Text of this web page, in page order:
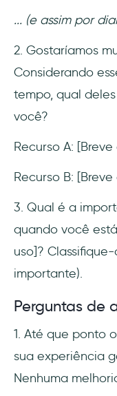
... (e assim por
2. Gostaríamos
Considerando
tempo, qual
você?
Recurso A:
Recurso B:
3. Qual é a
quando você
uso]?
importante).
Perguntas de
1. Até que ponto
sua experiência
Nenhuma